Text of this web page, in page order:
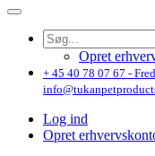
Opret
+ 45 40 78 07 67 -
Log ind
Opret